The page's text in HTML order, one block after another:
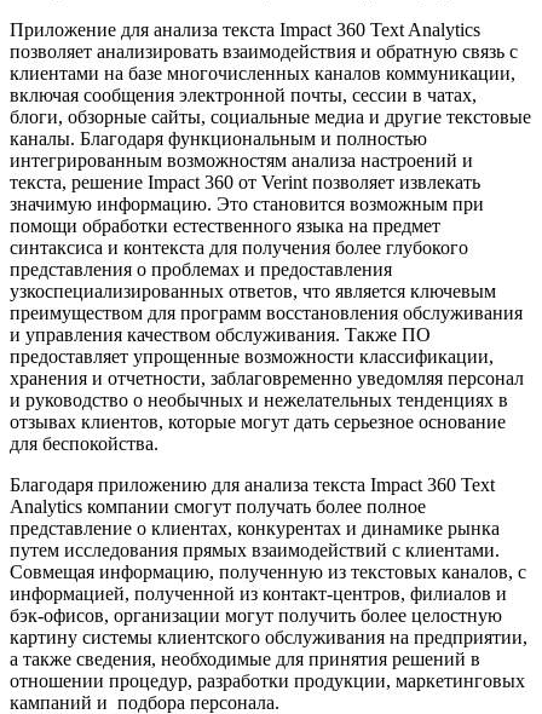
Приложение для анализа текста Impact 360 Text Analytics
позволяет анализировать взаимодействия и обратную связь с
клиентами на базе многочисленных каналов коммуникации,
включая сообщения электронной почты, сессии в чатах,
блоги, обзорные сайты, социальные медиа и другие текстовые
каналы. Благодаря функциональным и полностью
интегрированным возможностям анализа настроений и
текста, решение Impact 360 от Verint позволяет извлекать
значимую информацию. Это становится возможным при
помощи обработки естественного языка на предмет
синтаксиса и контекста для получения более глубокого
представления о проблемах и предоставления
узкоспециализированных ответов, что является ключевым
преимуществом для программ восстановления обслуживания
и управления качеством обслуживания. Также ПО
предоставляет упрощенные возможности классификации,
хранения и отчетности, заблаговременно уведомляя персонал
и руководство о необычных и нежелательных тенденциях в
отзывах клиентов, которые могут дать серьезное основание
для беспокойства.
Благодаря приложению для анализа текста Impact 360 Text
Analytics компании смогут получать более полное
представление о клиентах, конкурентах и динамике рынка
путем исследования прямых взаимодействий с клиентами.
Совмещая информацию, полученную из текстовых каналов, с
информацией, полученной из контакт-центров, филиалов и
бэк-офисов, организации могут получить более целостную
картину системы клиентского обслуживания на предприятии,
а также сведения, необходимые для принятия решений в
отношении процедур, разработки продукции, маркетинговых
кампаний и подбора персонала.